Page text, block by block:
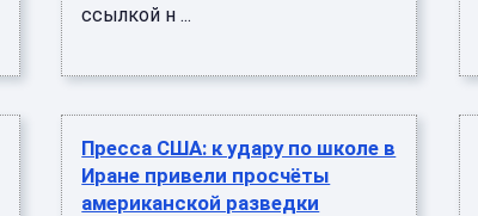
ссылкой н ...
Пресса США: к удару по школе в
Иране привели просчёты
американской разведки